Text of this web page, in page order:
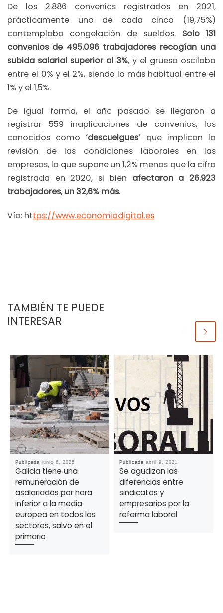
De los 2.886 convenios registrados en 2021,
prácticamente uno de cada cinco (19,75%)
contemplaba congelación de sueldos. Solo 131
convenios de 495.096 trabajadores recogían una
subida salarial superior al 3%, y el grueso oscilaba
entre el 0% y el 2%, siendo lo más habitual entre el
1% y el 1,5%.
De igual forma, el año pasado se llegaron a
registrar 559 inaplicaciones de convenios, los
conocidos como‘descuelgues’ que implican la
revisión de las condiciones laborales en las
empresas, lo que supone un 1,2% menos que la cifra
registrada en 2020, si bien afectaron a 26.923
trabajadores, un 32,6% más.
Vía: https://www.economiadigital.es
TAMBIÉN TE PUEDE
INTERESAR
Publicada junio 6, 2025
Galicia tiene una
remuneración de
asalariados por hora
inferior a la media
europea en todos los
sectores, salvo en el
primario
Publicada abril 9, 2021
Se agudizan las
diferencias entre
sindicatos y
empresarios por la
reforma laboral